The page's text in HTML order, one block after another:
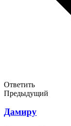
Ответить
Предыдущий
Дамиру